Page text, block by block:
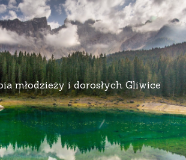
młodzieży i dorosłych Gliwice